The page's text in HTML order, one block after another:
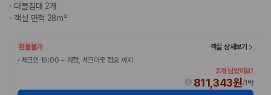
· 더블침대 2개
·객실 면적 28m²
환불불가
객실 상세보기
· 체크인 16:00 ~ 자정, 체크아웃 정오 까지
2개 남았어요!
811,343원/1박